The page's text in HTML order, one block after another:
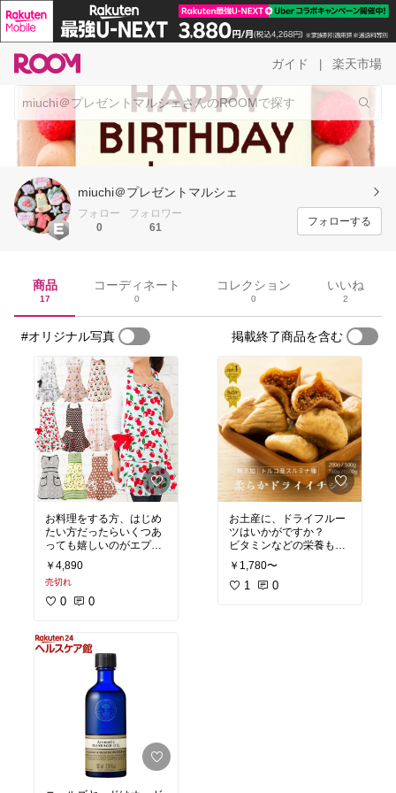
ガイド 楽天市場
miuchi＠プレゼントマルシェ
フォロー
0
フォロワー
61
フォローする
商品
17
コーディネート
0
コレクション
0
いいね
2
#オリジナル写真 掲載終了商品を含む
お料理をする方、はじめ
たい方だったらいくつあ
っても嬉しいのがエプロ
ン。
プレゼントとしてもかさ
ばらないし、意外と買う
と高いエプロンはプレゼ
普段買わないような派手
なものを贈るのもいいで
￥4,890
売切れ
0 0
お土産に、ドライフルー
ツはいかがですか？
ビタミンなどの栄養も豊
富で、かさばらず、その
まますぐ食べられて、日
持ちもしますし、ヘルシ
￥1,780〜
1 0